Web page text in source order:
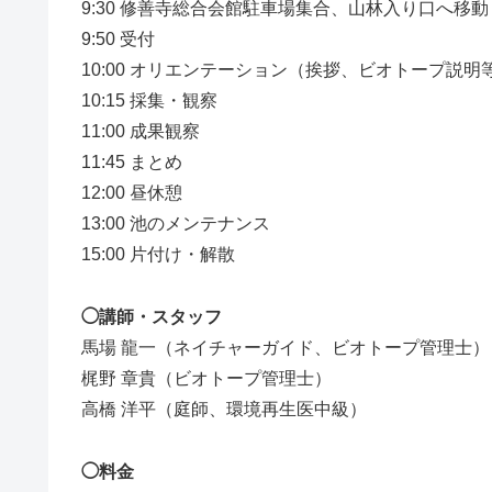
9:30 修善寺総合会館駐車場集合、山林入り口へ移動
9:50 受付
10:00 オリエンテーション（挨拶、ビオトープ説明
10:15 採集・観察
11:00 成果観察
11:45 まとめ
12:00 昼休憩
13:00 池のメンテナンス
15:00 片付け・解散
◯講師・スタッフ
馬場 龍一（ネイチャーガイド、ビオトープ管理士）
梶野 章貴（ビオトープ管理士）
高橋 洋平（庭師、環境再生医中級）
◯料金